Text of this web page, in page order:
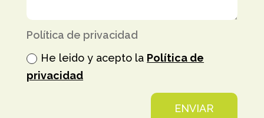
Política de privacidad
He leido y acepto la Política de
privacidad
ENVIAR